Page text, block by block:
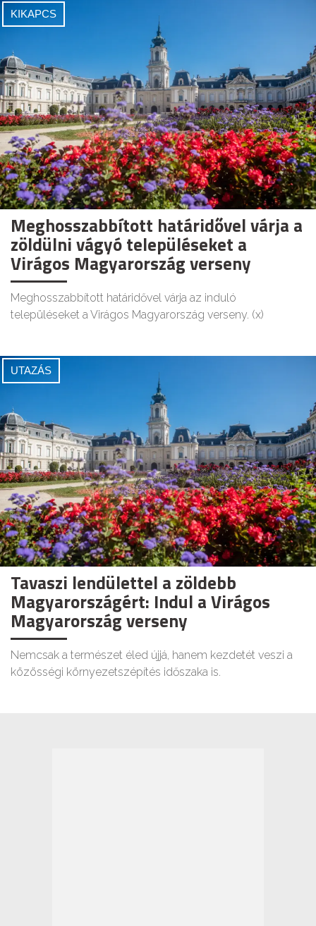
KIKAPCS
Meghosszabbított határidővel várja a
zöldülni vágyó településeket a
Virágos Magyarország verseny
Meghosszabbított határidővel várja az induló
településeket a Virágos Magyarország verseny. (x)
UTAZÁS
Tavaszi lendülettel a zöldebb
Magyarországért: Indul a Virágos
Magyarország verseny
Nemcsak a természet éled újjá, hanem kezdetét veszi a
közösségi környezetszépítés időszaka is.